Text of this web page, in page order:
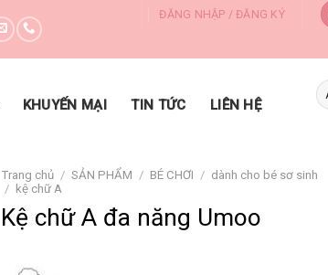
ĐĂNG NHẬP / ĐĂNG KÝ
KHUYẾN MẠI TIN TỨC LIÊN HỆ
Trang chủ / SẢN PHẨM / BÉ CHƠI / dành cho bé sơ sinh
/
kệ chữ A
Kệ chữ A đa năng Umoo